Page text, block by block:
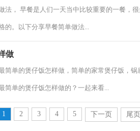
法， 早餐是人们一天当中比较重要的一餐，
的。以下分享早餐简单做法...
做
简单的煲仔饭怎样做，简单的家常煲仔饭，
简单的煲仔饭怎样做的？一起来看...
1 2 3 4 5 下一页 尾页